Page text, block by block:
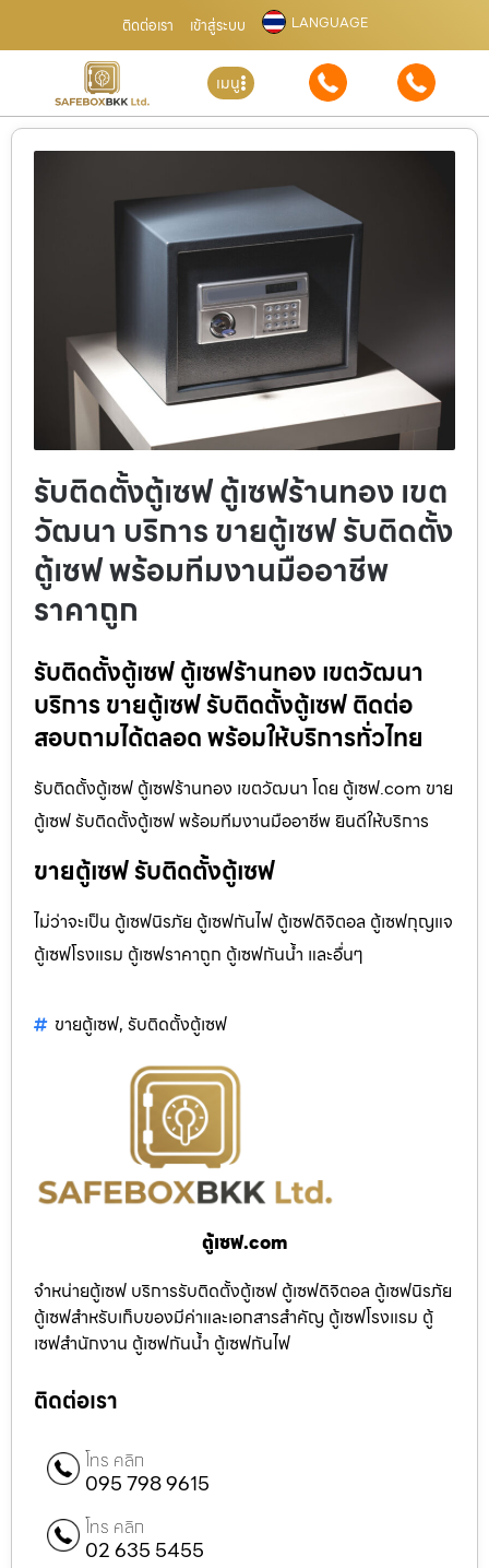
ติดต่อเรา เข้าสู่ระบบ LANGUAGE
เมนู
รับติดตั้งตู้เซฟ ตู้เซฟร้านทอง เขต
วัฒนา บริการ ขายตู้เซฟ รับติดตั้ง
ตู้เซฟ พร้อมทีมงานมืออาชีพ
ราคาถูก
รับติดตั้งตู้เซฟ ตู้เซฟร้านทอง เขตวัฒนา
บริการ ขายตู้เซฟ รับติดตั้งตู้เซฟ ติดต่อ
สอบถามได้ตลอด พร้อมให้บริการทั่วไทย
รับติดตั้งตู้เซฟ ตู้เซฟร้านทอง เขตวัฒนา โดย ตู้เซฟ.com ขาย
ตู้เซฟ รับติดตั้งตู้เซฟ พร้อมทีมงานมืออาชีพ ยินดีให้บริการ
ขายตู้เซฟ รับติดตั้งตู้เซฟ
ไม่ว่าจะเป็น ตู้เซฟนิรภัย ตู้เซฟกันไฟ ตู้เซฟดิจิตอล ตู้เซฟกุญแจ
ตู้เซฟโรงแรม ตู้เซฟราคาถูก ตู้เซฟกันน้ำ และอื่นๆ
ขายตู้เซฟ, รับติดตั้งตู้เซฟ
ตู้เซฟ.com
จำหน่ายตู้เซฟ บริการรับติดตั้งตู้เซฟ ตู้เซฟดิจิตอล ตู้เซฟนิรภัย
ตู้เซฟสำหรับเก็บของมีค่าและเอกสารสำคัญ ตู้เซฟโรงแรม ตู้
เซฟสำนักงาน ตู้เซฟกันน้ำ ตู้เซฟกันไฟ
ติดต่อเรา
โทร คลิก
095 798 9615
โทร คลิก
02 635 5455